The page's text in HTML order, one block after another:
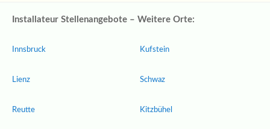
Installateur Stellenangebote – Weitere Orte:
Innsbruck
Lienz
Reutte
Kufstein
Schwaz
Kitzbühel